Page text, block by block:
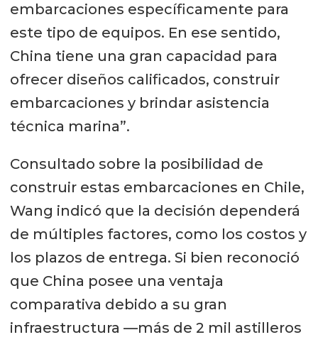
embarcaciones específicamente para
este tipo de equipos. En ese sentido,
China tiene una gran capacidad para
ofrecer diseños calificados, construir
embarcaciones y brindar asistencia
técnica marina”.
Consultado sobre la posibilidad de
construir estas embarcaciones en Chile,
Wang indicó que la decisión dependerá
de múltiples factores, como los costos y
los plazos de entrega. Si bien reconoció
que China posee una ventaja
comparativa debido a su gran
infraestructura —más de 2 mil astilleros